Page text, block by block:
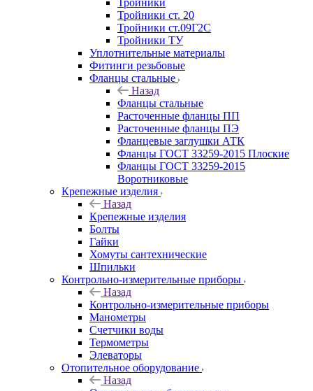
Тройники ст. 20
Тройники ст.09Г2С
Тройники ТУ
Уплотнительные материалы
Фитинги резьбовые
Фланцы стальные
Назад
Фланцы стальные
Расточенные фланцы ПП
Расточенные фланцы ПЭ
Фланцевые заглушки АТК
Фланцы ГОСТ 33259-2015 Плоские
Фланцы ГОСТ 33259-2015
Воротниковые
Крепежные изделия
Назад
Крепежные изделия
Болты
Гайки
Хомуты сантехнические
Шпильки
Контрольно-измерительные приборы
Назад
Контрольно-измерительные приборы
Манометры
Счетчики воды
Термометры
Элеваторы
Отопительное оборудование
Назад